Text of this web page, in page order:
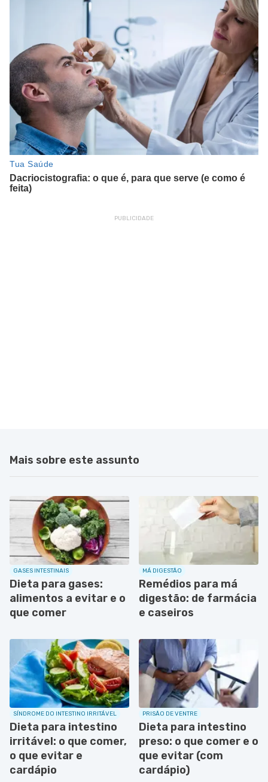
Mais sobre este assunto
GASES INTESTINAIS
Dieta para gases:
alimentos a evitar e o
que comer
MÁ DIGESTÃO
Remédios para má
digestão: de farmácia
e caseiros
SÍNDROME DO INTESTINO IRRITÁVEL
Dieta para intestino
irritável: o que comer,
o que evitar e
cardápio
PRISÃO DE VENTRE
Dieta para intestino
preso: o que comer e o
que evitar (com
cardápio)